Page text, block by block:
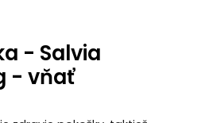
- Salvia
- vňať